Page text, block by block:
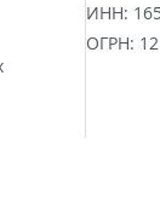
ИНН:
ОГРН: